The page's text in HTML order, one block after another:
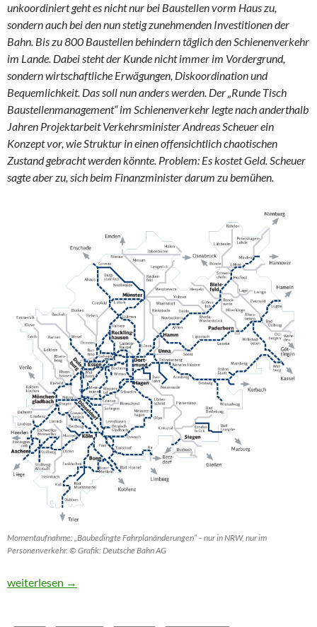
unkoordiniert geht es nicht nur bei Baustellen vorm Haus zu,
sondern auch bei den nun stetig zunehmenden Investitionen der
Bahn. Bis zu 800 Baustellen behindern täglich den Schienenverkehr
im Lande. Dabei steht der Kunde nicht immer im Vordergrund,
sondern wirtschaftliche Erwägungen, Diskoordination und
Bequemlichkeit. Das soll nun anders werden. Der „Runde Tisch
Baustellenmanagement“ im Schienenverkehr legte nach anderthalb
Jahren Projektarbeit Verkehrsminister Andreas Scheuer ein
Konzept vor, wie Struktur in einen offensichtlich chaotischen
Zustand gebracht werden könnte. Problem: Es kostet Geld. Scheuer
sagte aber zu, sich beim Finanzminister darum zu bemühen.
Momentaufnahme: „Baubedingte Fahrplanänderungen“ – nur in NRW, nur im
Personenverkehr. © Grafik: Deutsche Bahn AG
Cleveres Bauen und gutes Fahren auf der Schiene
weiterlesen →